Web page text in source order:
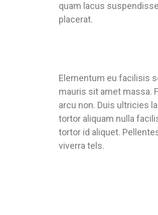
quam lacus
placerat.
Elementum eu facilisis
mauris sit amet massa.
arcu non. Duis ultricies
tortor aliquam nulla
tortor id aliquet.
viverra tels.